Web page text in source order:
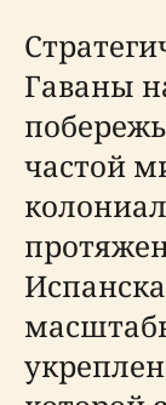
Гаваны
частой